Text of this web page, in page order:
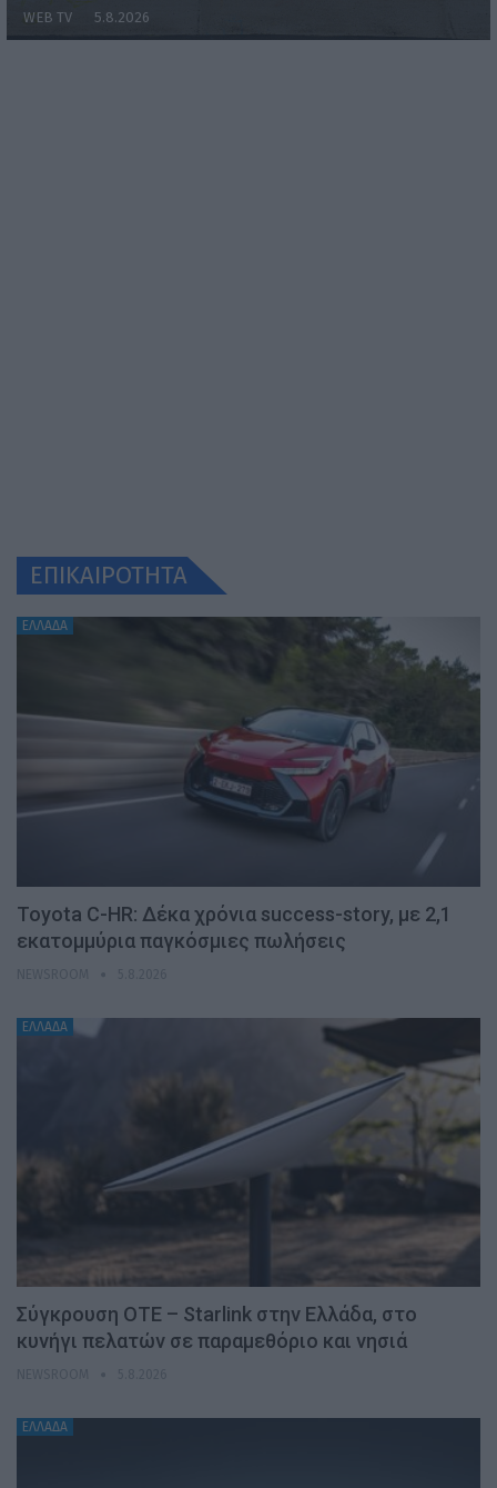
WEB TV 5.8.2026
ΕΠΙΚΑΙΡΟΤΗΤΑ
ΕΛΛΑΔΑ
Toyota C-HR: Δέκα χρόνια success-story, με 2,1
εκατομμύρια παγκόσμιες πωλήσεις
ΕΛΛΑΔΑ
Σύγκρουση ΟΤΕ – Starlink στην Ελλάδα, στο
κυνήγι πελατών σε παραμεθόριο και νησιά
ΕΛΛΑΔΑ